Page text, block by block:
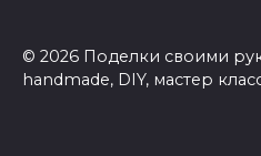
© 2026 Поделки своими
handmade, DIY, мастер